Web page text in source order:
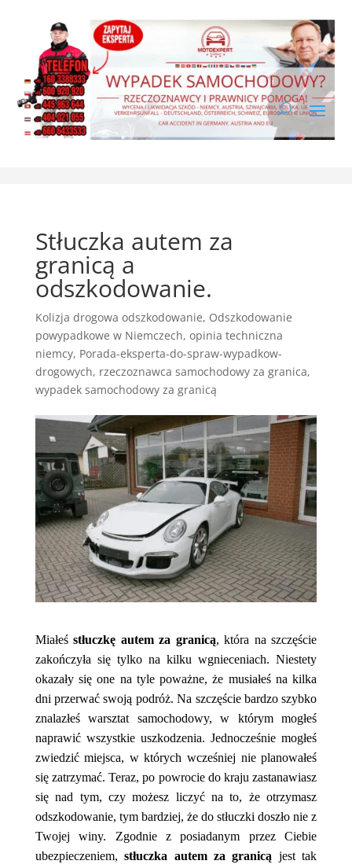
Stłuczka autem za
granicą a
odszkodowanie.
Kolizja drogowa odszkodowanie, Odszkodowanie
powypadkowe w Niemczech, opinia techniczna
niemcy, Porada-eksperta-do-spraw-wypadkow-
drogowych, rzeczoznawca samochodowy za granica,
wypadek samochodowy za granicą
Miałeśstłuczkę autem za granicą, która na szczęście
zakończyła się tylko na kilku wgnieceniach. Niestety
okazały się one na tyle poważne, że musiałeś na kilka
dni przerwać swoją podróż. Na szczęście bardzo szybko
znalazłeś warsztat samochodowy, w którym mogłeś
naprawić wszystkie uszkodzenia. Jednocześnie mogłeś
zwiedzić miejsca, w których wcześniej nie planowałeś
się zatrzymać. Teraz, po powrocie do kraju zastanawiasz
się nad tym, czy możesz liczyć na to, że otrzymasz
odszkodowanie, tym bardziej, że do stłuczki doszło nie z
Twojej winy. Zgodnie z posiadanym przez Ciebie
ubezpieczeniem,stłuczka autem za granicą jest tak